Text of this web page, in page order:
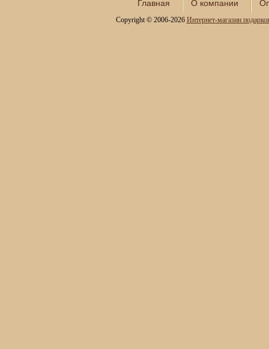
Главная О компании
Copyright © 2006-2026 Интернет-магазин